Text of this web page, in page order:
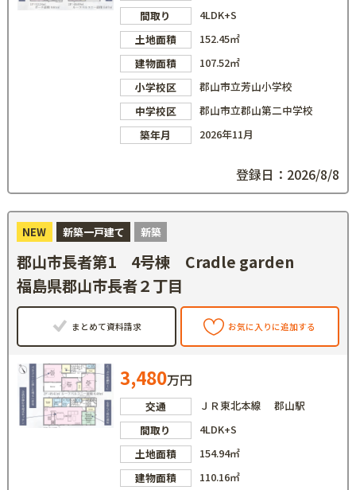
間取り
4LDK+S
土地面積
152.45㎡
建物面積
107.52㎡
小学校区
郡山市立芳山小学校
中学校区
郡山市立郡山第二中学校
築年月
2026年11月
登録日：2026/8/8
NEW 新築一戸建て 新築
郡山市長者第1 4号棟 Cradle garden
福島県郡山市長者２丁目
まとめて資料請求 お気に入りに追加する
3,480万円
交通
ＪＲ東北本線 郡山駅
間取り
4LDK+S
土地面積
154.94㎡
建物面積
110.16㎡